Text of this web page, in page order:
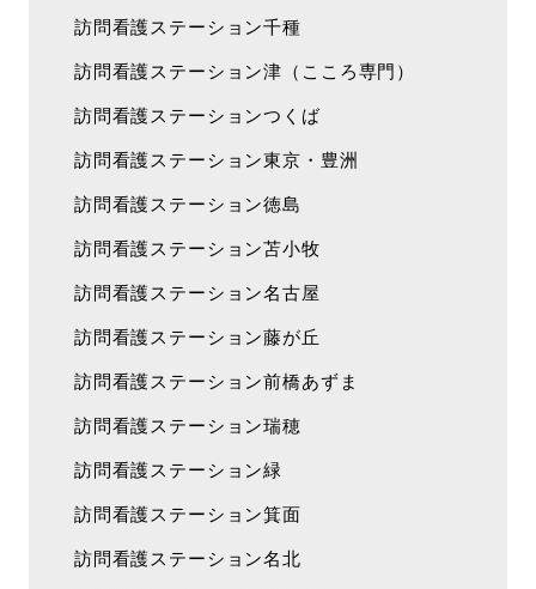
訪問看護ステーション千種
訪問看護ステーション津（こころ専門）
訪問看護ステーションつくば
訪問看護ステーション東京・豊洲
訪問看護ステーション徳島
訪問看護ステーション苫小牧
訪問看護ステーション名古屋
訪問看護ステーション藤が丘
訪問看護ステーション前橋あずま
訪問看護ステーション瑞穂
訪問看護ステーション緑
訪問看護ステーション箕面
訪問看護ステーション名北